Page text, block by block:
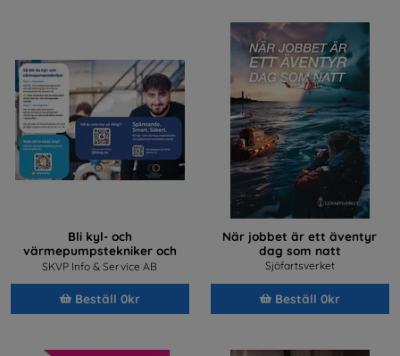
Bli kyl- och
värmepumpstekniker och
jobba med framtidens teknik
SKVP Info & Service AB
Beställ 0kr
När jobbet är ett äventyr
dag som natt
Sjöfartsverket
Beställ 0kr